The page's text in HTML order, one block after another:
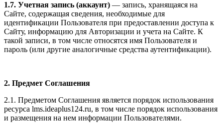
1.7. Учетная запись (аккаунт) — запись, хранящаяся на
Сайте, содержащая сведения, необходимые для
идентификации Пользователя при предоставлении доступа к
Сайту, информацию для Авторизации и учета на Сайте. К
такой записи, в том числе относятся имя Пользователя и
пароль (или другие аналогичные средства аутентификации).
2. Предмет Соглашения
2.1. Предметом Соглашения является порядок использования
ресурса lms.ideaplus124.ru, в том числе порядок использования
и размещения на нем информации Пользователями.